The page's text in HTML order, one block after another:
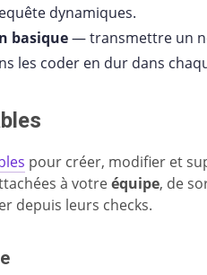
dynamiques.
basique— transmettre un
les coder en dur dans
pour créer, modifier et
à votreéquipe, de
depuis leurs checks.